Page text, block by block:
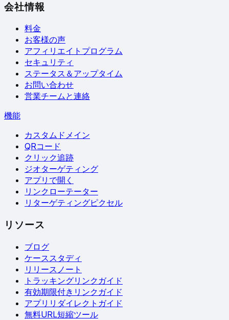
会社情報
料金
お客様の声
アフィリエイトプログラム
セキュリティ
ステータス＆アップタイム
お問い合わせ
営業チームと連絡
機能
カスタムドメイン
QRコード
クリック追跡
ジオターゲティング
アプリで開く
リンクローテーター
リターゲティングピクセル
リソース
ブログ
ケーススタディ
リリースノート
トラッキングリンクガイド
有効期限付きリンクガイド
アプリリダイレクトガイド
無料URL短縮ツール